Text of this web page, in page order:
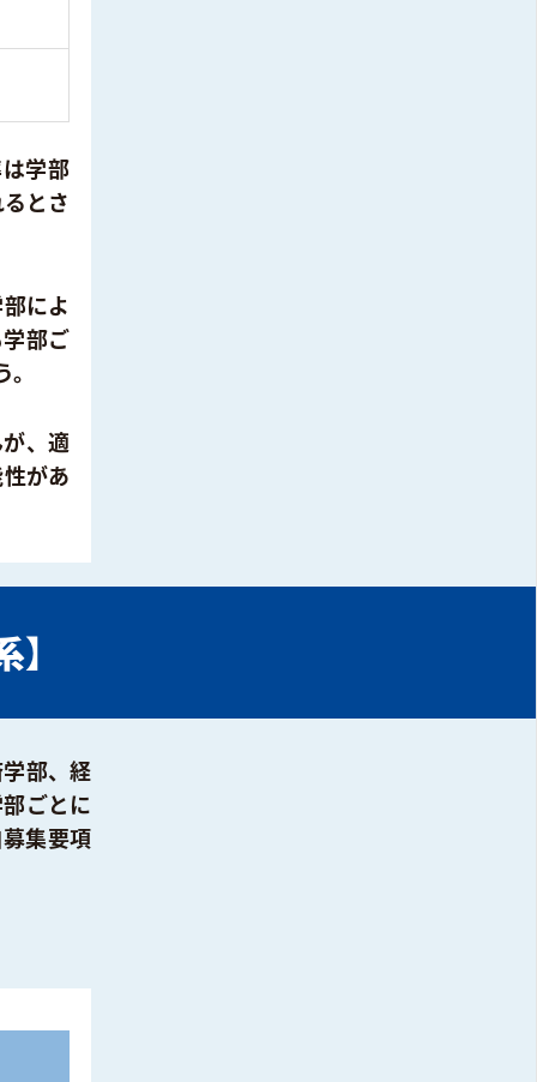
学部
とさ
によ
部ご
、適
があ
部、経
ごとに
集要項